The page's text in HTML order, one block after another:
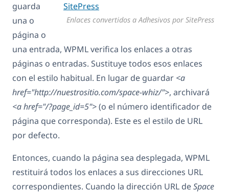
Enlaces convertidos a Adhesivos por SitePress
guarda
una o
página o
una entrada, WPML verifica los enlaces a otras
páginas o entradas. Sustituye todos esos enlaces
con el estilo habitual. En lugar de guardar <a
href="http://nuestrositio.com/space-whiz/">, archivará
<a href="/?page_id=5">(o el número identificador de
página que corresponda). Este es el estilo de URL
por defecto.
Entonces, cuando la página sea desplegada, WPML
restituirá todos los enlaces a sus direcciones URL
correspondientes. Cuando la dirección URL deSpace